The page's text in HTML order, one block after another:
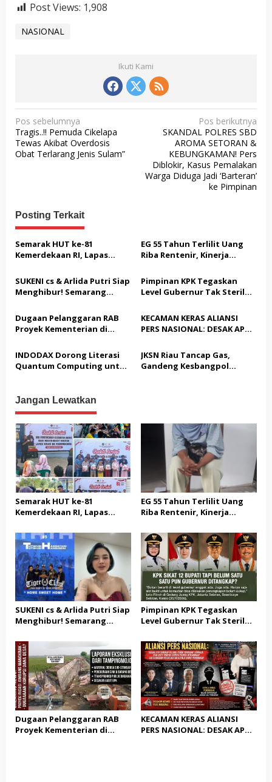
Post Views: 1,908
NASIONAL
Ikuti Kami
N
a
v
s
i
p
o
s
Pos sebelumnya
Tragis..!! Pemuda Cikelapa
Tewas Akibat Overdosis
Obat Terlarang Jenis Sulam”
Pos berikutnya
SKANDAL POLRES SBD
AROMA SETORAN &
KEBUNGKAMAN! Pers
Diblokir, Kasus Pemalakan
Warga Diduga Jadi ‘Barteran’
ke Pimpinan
Posting Terkait
Semarak HUT ke-81
Kemerdekaan RI, Lapas
Sosial dan Pemeriksaan
Kesehatan Gratis bagi
Masyarakat
EG 55 Tahun Terlilit Uang
Riba Rentenir, Kinerja
Satreskrim Polresta
Karawang unit krimum
Patut di Pertanyakan
SUKENI cs & Arlida Putri Siap
Menghibur! Semarang
Akbar “Back On Track” 2026–
2029
Pimpinan KPK Tegaskan
Level Gubernur Tak Steril
Cukup, Bukan Dilindungi
Dugaan Pelanggaran RAB
Proyek Kementerian di
Nasionaldetik.com Desak
Tindakan Tegas
KECAMAN KERAS ALIANSI
PERS NASIONAL: DESAK APH
TERHADAP JURNALIS DAN
USUT TUNTAS GURITA
PUNGLI BERJAMAAH SERTA
INDODAX Dorong Literasi
Quantum Computing untuk
JKSN Riau Tancap Gas,
Gandeng Kesbangpol
Jangan Lewatkan
Semarak HUT ke-81
Kemerdekaan RI, Lapas
Sosial dan Pemeriksaan
Kesehatan Gratis bagi
Masyarakat
EG 55 Tahun Terlilit Uang
Riba Rentenir, Kinerja
Satreskrim Polresta
Karawang unit krimum
Patut di Pertanyakan
SUKENI cs & Arlida Putri Siap
Menghibur! Semarang
Akbar “Back On Track” 2026–
2029
Pimpinan KPK Tegaskan
Level Gubernur Tak Steril
Cukup, Bukan Dilindungi
Dugaan Pelanggaran RAB
Proyek Kementerian di
KECAMAN KERAS ALIANSI
PERS NASIONAL: DESAK APH